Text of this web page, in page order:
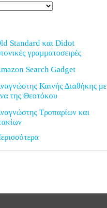
Standard και Didot
γραμματοσειρές
Search Gadget
Καινής Διαθήκης με
της Θεοτόκου
Τροπαρίων και